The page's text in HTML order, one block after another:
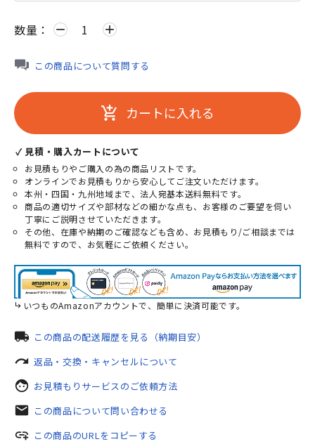
数量： remove add
この商品について質問する
add_shopping_cart カートに入れる
✓ 見積・購入カートについて
お見積もりやご購入の為の商品リストです。
オンラインでお見積もりから安心してご注文いただけます。
本州・四国・九州地域まで、法人宛基本送料無料です。
商品の適切サイズや部材などの細かな点も、お客様のご要望を伺い
丁寧にご説明させていただきます。
その他、在庫や納期のご確認なども含め、お見積もり/ご相談までは
無料ですので、お気軽にご依頼ください。
いつものAmazonアカウントで、簡単に決済可能です。
local_shipping この商品の配送履歴を見る（納期目安）
redo 返品・交換・キャンセルについて
face お見積もりサービスのご依頼方法
mail この商品について問い合わせる
add_link この商品のURLをコピーする